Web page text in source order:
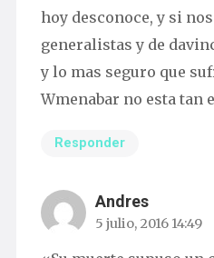
hoy desconoce, y si
generalistas y de
y lo mas seguro que
Wmenabar no esta tan
Responder
Andres
5 julio, 2016 14:49